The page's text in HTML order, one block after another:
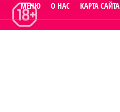
МЕНЮ О НАС КАРТА САЙТА